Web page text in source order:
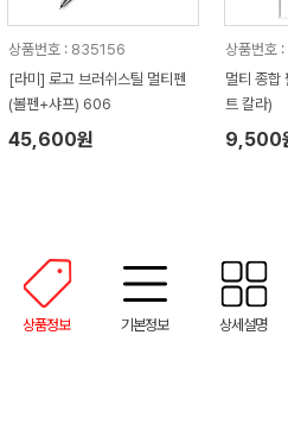
상품번호 : 835156
[라미] 로고 브러쉬스틸 멀티펜
(볼펜+샤프) 606
45,600원
상품번호
멀티 종합
트 칼라)
9,500
상품정보 기본정보 상세설명